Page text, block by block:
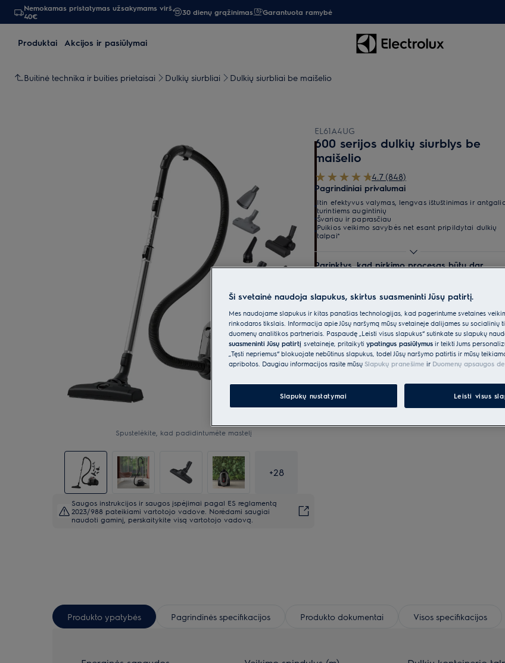
Nemokamas pristatymas užsakymams virš
40€
30 dienų grąžinimas Garantuota ramybė
Produktai Akcijos ir pasiūlymai
Buitinė technika ir buities prietaisai Dulkių siurbliai Dulkių siurbliai be maišelio
Spustelėkite, kad padidintumėte mastelį
+28
Saugos instrukcijos ir saugos įspėjimai pagal ES reglamentą
2023/988 pateikiami vartotojo vadove. Norėdami saugiai
naudoti gaminį, perskaitykite visą vartotojo vadovą.
EL61A4UG
600 serijos dulkių siurblys be
maišelio
4.7 (848)
Pagrindiniai privalumai
Itin efektyvus valymas, lengvas ištuštinimas ir
turintiems augintinių
Švariau ir paprasčiau
Puikios veikimo savybės net esant pripildytai dulkių
talpai*
Parinktys, kad pirkimo procesas būtų dar
€15 Nemokamas
Likite ramūs, mes viskuo
pasirūpinsime
Nemokamas
Produkto ypatybės Pagrindinės specifikacijos Produkto dokumentai Visos specifikacijos
Ši svetainė naudoja slapukus, skirtus suasmeninti Jūsų patirtį.
Mes naudojame slapukus ir kitas panašias technologijas, kad pagerintume svetainės
rinkodaros tikslais. Informacija apie Jūsų naršymą mūsų svetainėje dalijamės su socialinių
duomenų analitikos partneriais. Paspaudę „Leisti visus slapukus“ sutinkate su slapukų
suasmeninti Jūsų patirtį svetainėje, pritaikyti ypatingus pasiūlymus ir teikti Jums
„Tęsti nepriėmus“ blokuojate nebūtinus slapukus, todėl Jūsų naršymo patirtis ir mūsų
apribotos. Daugiau informacijos rasite mūsų Slapukų pranešime ir Duomenų apsaugos
Slapukų nustatymai Leisti visus